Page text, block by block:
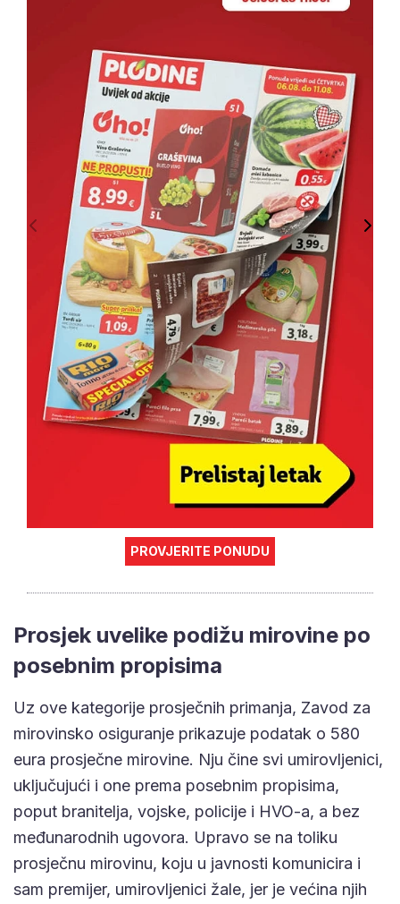
PROVJERITE PONUDU
Prosjek uvelike podižu mirovine po
posebnim propisima
Uz ove kategorije prosječnih primanja, Zavod za
mirovinsko osiguranje prikazuje podatak o 580
eura prosječne mirovine. Nju čine svi umirovljenici,
uključujući i one prema posebnim propisima,
poput branitelja, vojske, policije i HVO-a, a bez
međunarodnih ugovora. Upravo se na toliku
prosječnu mirovinu, koju u javnosti komunicira i
sam premijer, umirovljenici žale, jer je većina njih